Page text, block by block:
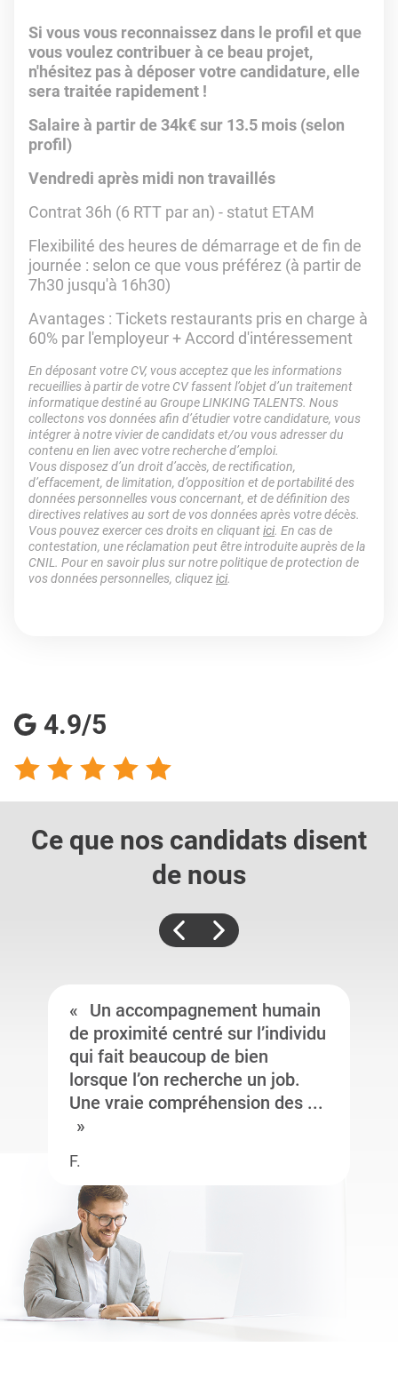
Si vous vous reconnaissez dans le profil et que
vous voulez contribuer à ce beau projet,
n'hésitez pas à déposer votre candidature, elle
sera traitée rapidement !
Salaire à partir de 34k€ sur 13.5 mois (selon
profil)
Vendredi après midi non travaillés
Contrat 36h (6 RTT par an) - statut ETAM
Flexibilité des heures de démarrage et de fin de
journée : selon ce que vous préférez (à partir de
7h30 jusqu'à 16h30)
Avantages : Tickets restaurants pris en charge à
60% par l'employeur + Accord d'intéressement
En déposant votre CV, vous acceptez que les informations
recueillies à partir de votre CV fassent l’objet d’un traitement
informatique destiné au Groupe LINKING TALENTS. Nous
collectons vos données afin d’étudier votre candidature, vous
intégrer à notre vivier de candidats et/ou vous adresser du
contenu en lien avec votre recherche d’emploi.
Vous disposez d’un droit d’accès, de rectification,
d’effacement, de limitation, d’opposition et de portabilité des
données personnelles vous concernant, et de définition des
directives relatives au sort de vos données après votre décès.
Vous pouvez exercer ces droits en cliquantici. En cas de
contestation, une réclamation peut être introduite auprès de la
CNIL. Pour en savoir plus sur notre politique de protection de
vos données personnelles, cliquezici.
4.9/5
Ce que nos candidats disent
de nous
Un accompagnement humain
de proximité centré sur l’individu
qui fait beaucoup de bien
lorsque l’on recherche un job.
Une vraie compréhension des ...
F.